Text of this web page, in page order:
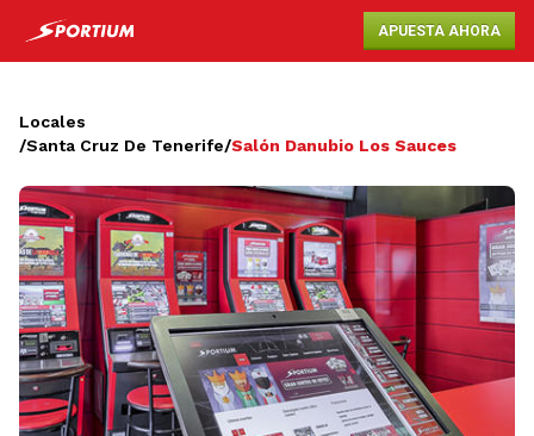
APUESTA AHORA
Locales
/Santa Cruz De Tenerife/Salón Danubio Los Sauces